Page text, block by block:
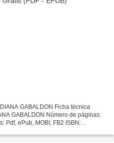
GABALDON Ficha técnica
GABALDON Número de páginas:
Pdf, ePub, MOBI, FB2 ISBN: